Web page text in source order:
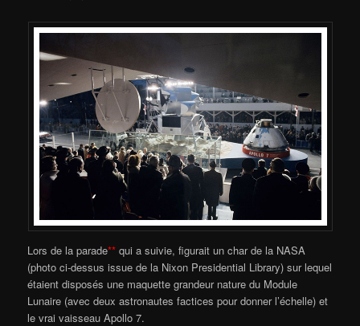
Lors de la parade** qui a suivie, figurait un char de la NASA
(photo ci-dessus issue de la Nixon Presidential Library) sur lequel
étaient disposés une maquette grandeur nature du Module
Lunaire (avec deux astronautes factices pour donner l’échelle) et
le vrai vaisseau Apollo 7.